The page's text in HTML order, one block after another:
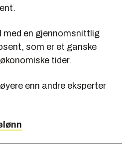
med en gjennomsnittlig
som er et ganske
tider.
enn andre eksperter